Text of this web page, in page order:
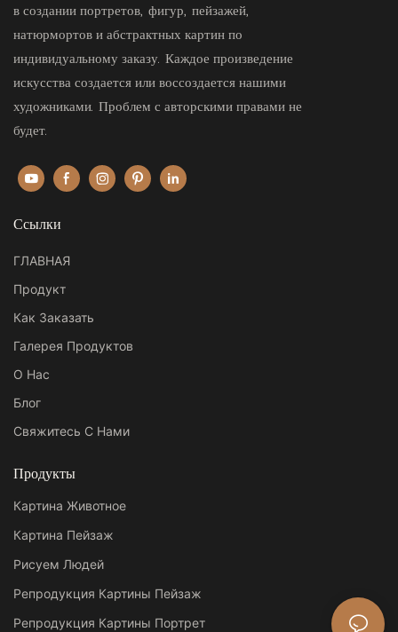
в создании портретов, фигур, пейзажей,
натюрмортов и абстрактных картин по
индивидуальному заказу. Каждое произведение
искусства создается или воссоздается нашими
художниками. Проблем с авторскими правами не
будет.
Ссылки
ГЛАВНАЯ
Продукт
Как Заказать
Галерея Продуктов
О Нас
Блог
Свяжитесь С Нами
Продукты
Картина Животное
Картина Пейзаж
Рисуем Людей
Репродукция Картины Пейзаж
Репродукция Картины Портрет